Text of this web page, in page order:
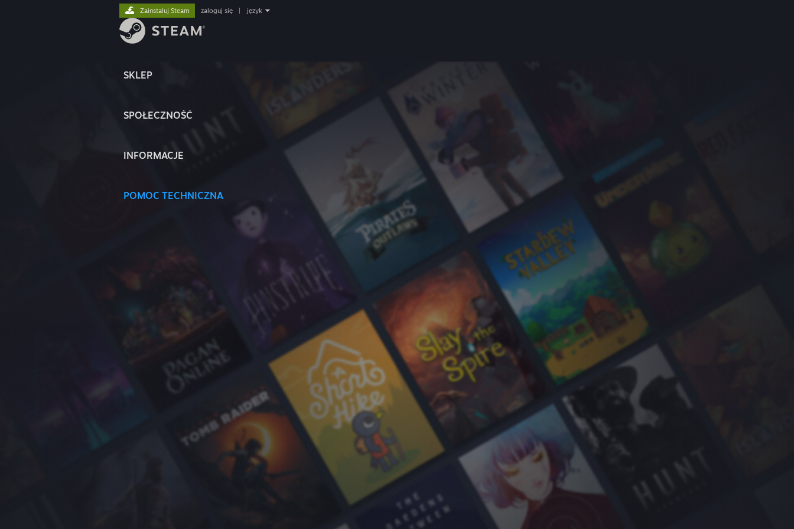
SKLEP
SPOŁECZNOŚĆ
INFORMACJE
POMOC TECHNICZNA
Zainstaluj Steam zaloguj się język